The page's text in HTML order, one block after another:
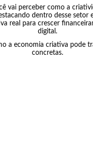
vai perceber como a
dentro desse
real para crescer
digital.
a economia criativa pode
concretas.